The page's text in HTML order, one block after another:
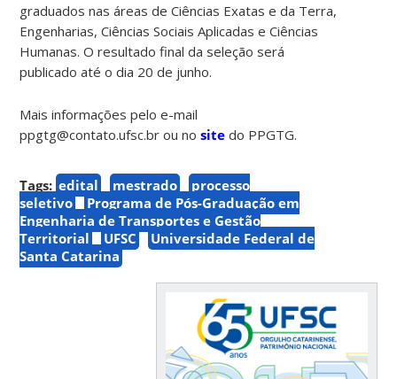
graduados nas áreas de Ciências Exatas e da Terra,
Engenharias, Ciências Sociais Aplicadas e Ciências
Humanas. O resultado final da seleção será
publicado até o dia 20 de junho.
Mais informações pelo e-mail
ppgtg@contato.ufsc.br ou nosite do PPGTG.
Tags: edital mestrado
processo
seletivo
Programa de Pós-Graduação em
Engenharia de Transportes e Gestão
Territorial
UFSC
Universidade Federal de
Santa Catarina